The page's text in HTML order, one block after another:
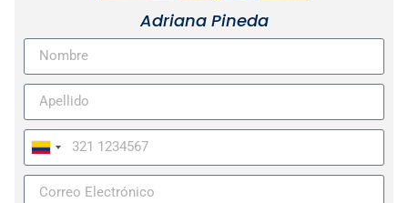
Adriana Pineda
Colombia
+57